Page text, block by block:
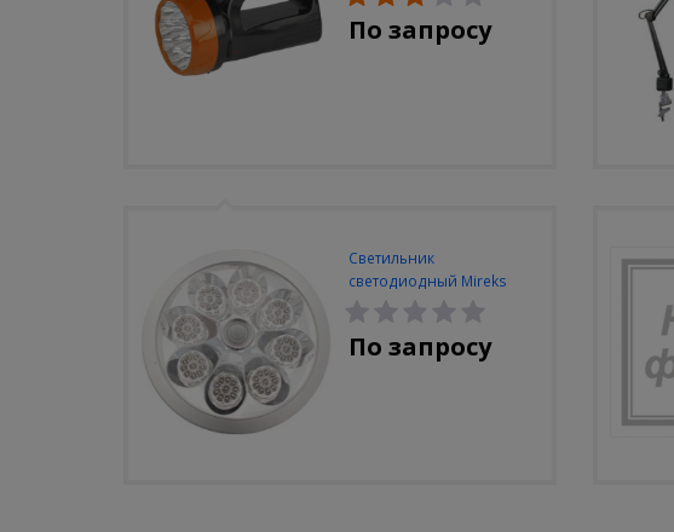
По запросу
Светильник
светодиодный Mireks
С-310-80-S (5W/4000-
5000K/500lm/датчик
движения)
По запросу